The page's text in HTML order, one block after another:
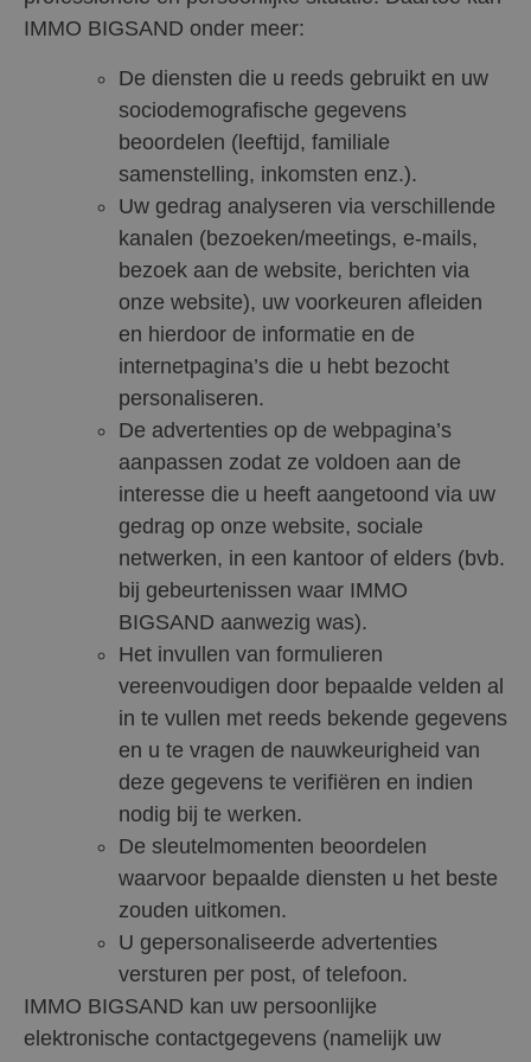
IMMO BIGSAND onder meer:
De diensten die u reeds gebruikt en uw
sociodemografische gegevens
beoordelen (leeftijd, familiale
samenstelling, inkomsten enz.).
Uw gedrag analyseren via verschillende
kanalen (bezoeken/meetings, e-mails,
bezoek aan de website, berichten via
onze website), uw voorkeuren afleiden
en hierdoor de informatie en de
internetpagina’s die u hebt bezocht
personaliseren.
De advertenties op de webpagina’s
aanpassen zodat ze voldoen aan de
interesse die u heeft aangetoond via uw
gedrag op onze website, sociale
netwerken, in een kantoor of elders (bvb.
bij gebeurtenissen waar IMMO
BIGSAND aanwezig was).
Het invullen van formulieren
vereenvoudigen door bepaalde velden al
in te vullen met reeds bekende gegevens
en u te vragen de nauwkeurigheid van
deze gegevens te verifiëren en indien
nodig bij te werken.
De sleutelmomenten beoordelen
waarvoor bepaalde diensten u het beste
zouden uitkomen.
U gepersonaliseerde advertenties
versturen per post, of telefoon.
IMMO BIGSAND kan uw persoonlijke
elektronische contactgegevens (namelijk uw